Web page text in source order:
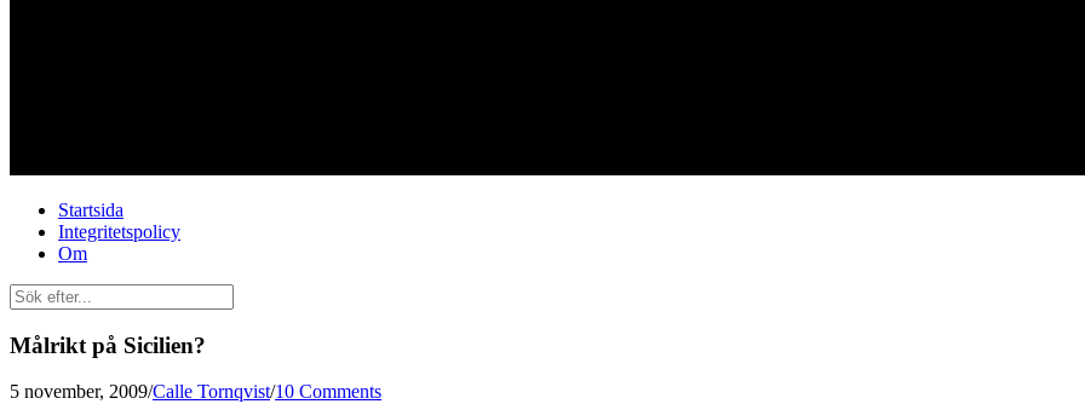
Startsida
Integritetspolicy
Om
Målrikt på Sicilien?
5 november, 2009/Calle Tornqvist/10 Comments